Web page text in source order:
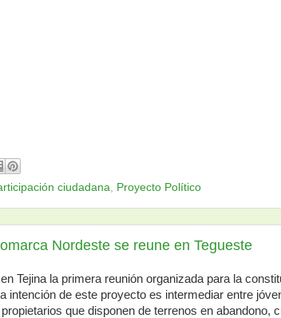
ciudadana, Proyecto Político
Nordeste se reune en Tegueste
Tejina la primera reunión organizada para la
intención de este proyecto es intermediar entre
que disponen de terrenos en abandono,